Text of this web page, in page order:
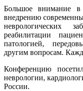
Большое внимание в
внедрению
неврологических
реабилитации
патологией,
другим вопросам.
Конференцию
неврологии,
России.